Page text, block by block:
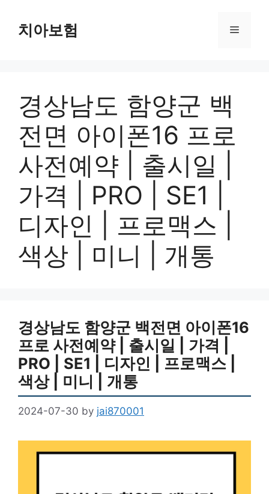
content치아보험 Menu
경상남도 함양군 백
전면 아이폰16 프로
사전예약 | 출시일 |
가격 | PRO | SE1 |
디자인 | 프로맥스 |
색상 | 미니 | 개통
경상남도 함양군 백전면 아이폰16
프로 사전예약 | 출시일 | 가격 |
PRO | SE1 | 디자인 | 프로맥스 |
색상 | 미니 | 개통
2024-07-30 by jai870001